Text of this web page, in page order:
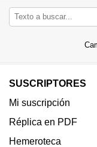
SUSCRIPTORES
Mi suscripción
Réplica en PDF
Hemeroteca